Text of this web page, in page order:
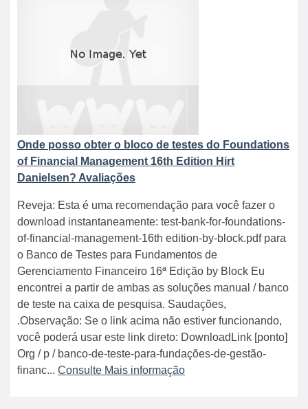
Onde posso obter o bloco de testes do Foundations
of Financial Management 16th Edition Hirt
Danielsen? Avaliações
Reveja: Esta é uma recomendação para você fazer o
download instantaneamente: test-bank-for-foundations-
of-financial-management-16th edition-by-block.pdf para
o Banco de Testes para Fundamentos de
Gerenciamento Financeiro 16ª Edição by Block Eu
encontrei a partir de ambas as soluções manual / banco
de teste na caixa de pesquisa. Saudações,
.Observação: Se o link acima não estiver funcionando,
você poderá usar este link direto: DownloadLink [ponto]
Org / p / banco-de-teste-para-fundações-de-gestão-
financ... Consulte Mais informação